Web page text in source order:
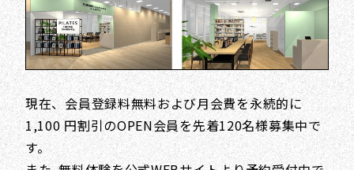
現在、会員登録料無料および月会費を永続的に
1,100 円割引のOPEN会員を先着120名様募集中で
す。